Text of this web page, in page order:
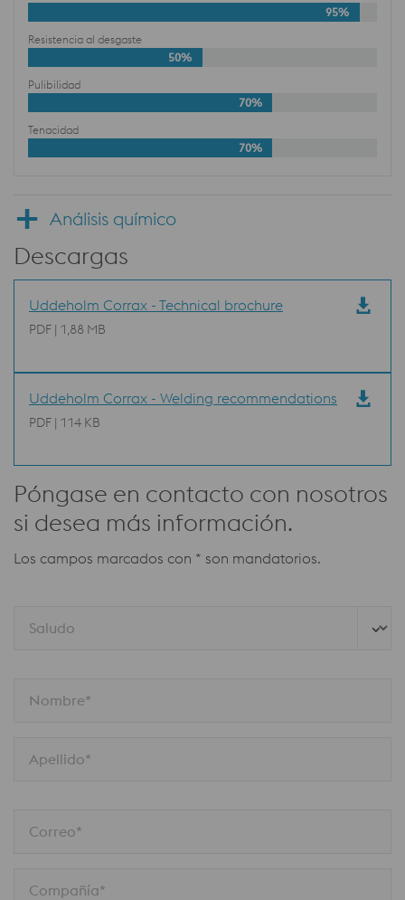
95%
Resistencia al desgaste
50%
Pulibilidad
70%
Tenacidad
70%
Análisis químico
Descargas
Uddeholm Corrax - Technical brochure
PDF | 1,88 MB
Uddeholm Corrax - Welding recommendations
PDF | 114 KB
Póngase en contacto con nosotros
si desea más información.
Los campos marcados con * son mandatorios.
Saludo
Nombre*
Apellido*
Correo*
Compañía*